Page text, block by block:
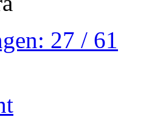
27 / 61